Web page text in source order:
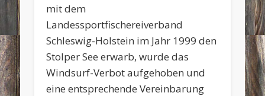
mit dem
Landessportfischereiverband
Schleswig-Holstein im Jahr 1999 den
Stolper See erwarb, wurde das
Windsurf-Verbot aufgehoben und
eine entsprechende Vereinbarung